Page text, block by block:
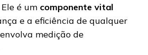
é um componente vital
e a eficiência de qualquer
medição de